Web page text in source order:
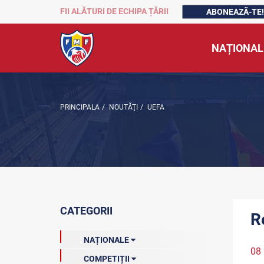
FII ALĂTURI DE ECHIPA ȚĂRII ABONEAZĂ-TE!
PRINCIPALA / NOUTĂŢI / UEFA
CATEGORII
NAȚIONALE
COMPETIȚII
08